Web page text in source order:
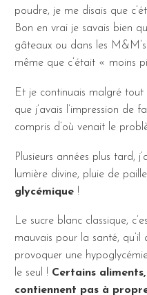
poudre, je me disais que
Bon en vrai je savais bien
gâteaux ou dans les
même que c’était « moins
Et je continuais malgré tout
que j’avais l’impression de
compris d’où venait le
Plusieurs années plus tard,
lumière divine, pluie de
glycémique !
Le sucre blanc classique,
mauvais pour la santé,
provoquer une
le seul ! Certains
contiennent pas à